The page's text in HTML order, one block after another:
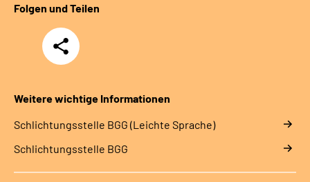
Folgen und Teilen
Teilen
Weitere wichtige Informationen
Schlich­tungs­stel­le BGG (Leichte Sprache)
Schlich­tungs­stel­le BGG